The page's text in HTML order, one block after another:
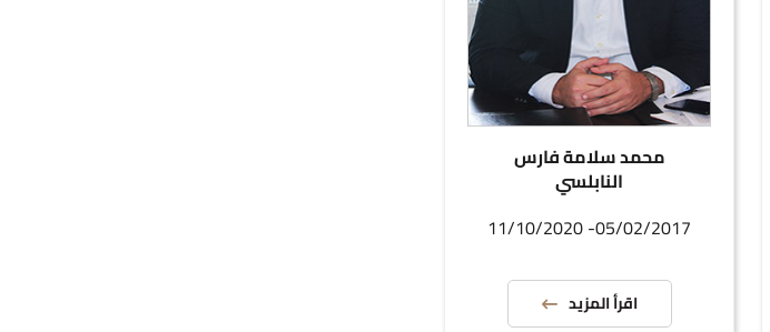
محمد سلامة فارس
النابلسي
05/02/2017- 11/10/2020
اقرأ المزيد